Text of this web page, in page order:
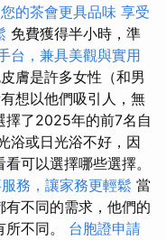
的茶會更具品味 享受
免費獲得半小時，準
台，兼具美觀與實用
膚是許多女性（和男
想以他們吸引人，無
擇了2025年的前7名自
浴或日光浴不好，因
可以選擇哪些選擇。
務，讓家務更輕鬆 當
不同的需求，他們的
不同。 台胞證申請